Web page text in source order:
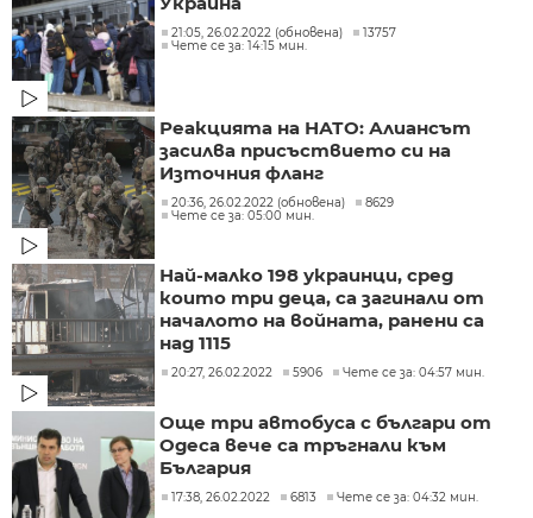
21:05, 26.02.2022 (обновена)
13757
Чете се за: 14:15 мин.
Реакцията на НАТО: Алиансът
засилва присъствието си на
Източния фланг
20:36, 26.02.2022 (обновена)
8629
Чете се за: 05:00 мин.
Най-малко 198 украинци, сред
които три деца, са загинали от
началото на войната, ранени са
над 1115
20:27, 26.02.2022 5906 Чете се за: 04:57 мин.
Още три автобуса с българи от
Одеса вече са тръгнали към
България
17:38, 26.02.2022 6813 Чете се за: 04:32 мин.